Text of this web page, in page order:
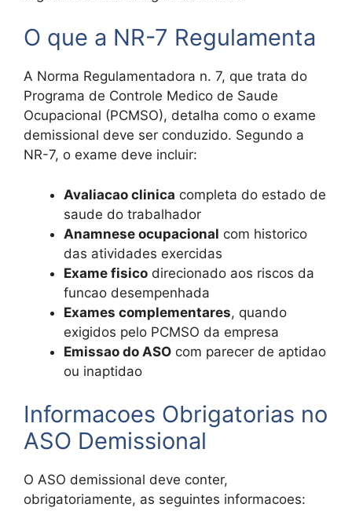
O que a NR-7 Regulamenta
A Norma Regulamentadora n. 7, que trata do
Programa de Controle Medico de Saude
Ocupacional (PCMSO), detalha como o exame
demissional deve ser conduzido. Segundo a
NR-7, o exame deve incluir:
Avaliacao clinica completa do estado de
saude do trabalhador
Anamnese ocupacional com historico
das atividades exercidas
Exame fisico direcionado aos riscos da
funcao desempenhada
Exames complementares, quando
exigidos pelo PCMSO da empresa
Emissao do ASO com parecer de aptidao
ou inaptidao
Informacoes Obrigatorias no
ASO Demissional
O ASO demissional deve conter,
obrigatoriamente, as seguintes informacoes: